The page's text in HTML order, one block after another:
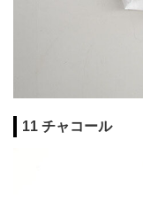
11 チャコール